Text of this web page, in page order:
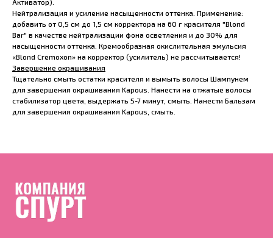
Активатор).
Нейтрализация и усиление насыщенности оттенка. Применение:
добавить от 0,5 см до 1,5 см корректора на 60 г красителя "Blond
Bar" в качестве нейтрализации фона осветления и до 30% для
насыщенности оттенка. Кремообразная окислительная эмульсия
«Blond Cremoxon» на корректор (усилитель) не рассчитывается!
Завершение окрашивания
Тщательно смыть остатки красителя и вымыть волосы Шампунем
для завершения окрашивания Kapous. Нанести на отжатые волосы
стабилизатор цвета, выдержать 5-7 минут, смыть. Нанести Бальзам
для завершения окрашивания Kapous, смыть.